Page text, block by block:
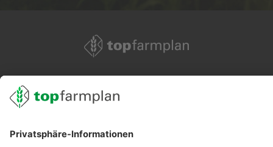
service@topfarmplan.de
Sei immer auf dem Laufenden!